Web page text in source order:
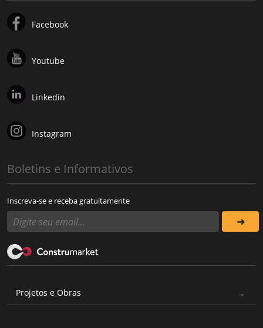
Facebook
Youtube
Linkedin
Instagram
Boletins e Informativos
Inscreva-se e receba gratuitamente
Projetos e Obras